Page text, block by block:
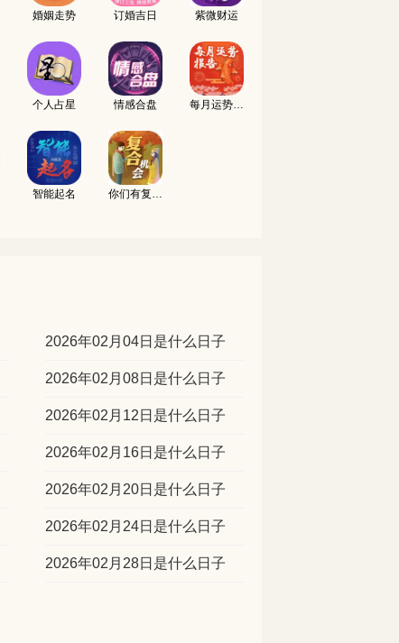
婚姻走势 订婚吉日 紫微财运
个人占星 情感合盘 每月运势报告
智能起名 你们有复合的机会吗
2026年02月04日是什么日子
2026年02月08日是什么日子
2026年02月12日是什么日子
2026年02月16日是什么日子
2026年02月20日是什么日子
2026年02月24日是什么日子
2026年02月28日是什么日子